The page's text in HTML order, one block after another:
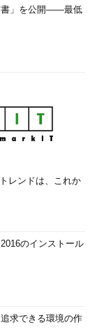
書」を公開――最低
レンドは、これか
のインストール
求できる環境の作